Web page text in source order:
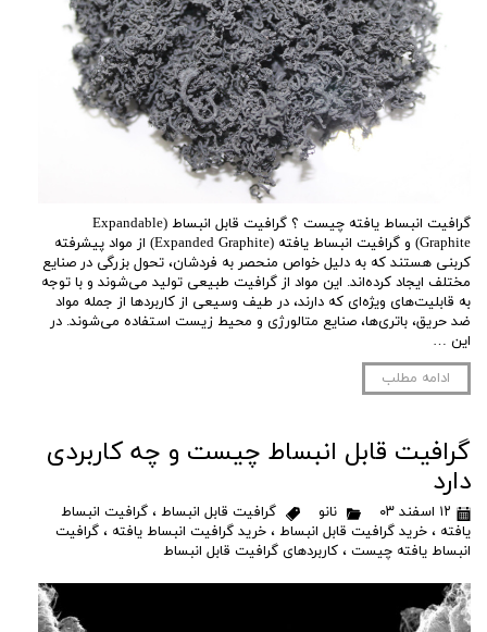
گرافیت انبساط یافته چیست ؟ گرافیت قابل انبساط (Expandable
Graphite) و گرافیت انبساط یافته (Expanded Graphite) از مواد پیشرفته
کربنی هستند که به دلیل خواص منحصر به فردشان، تحول بزرگی در صنایع
مختلف ایجاد کرده‌اند. این مواد از گرافیت طبیعی تولید می‌شوند و با توجه
به قابلیت‌های ویژه‌ای که دارند، در طیف وسیعی از کاربردها از جمله مواد
ضد حریق، باتری‌ها، صنایع متالورژی و محیط زیست استفاده می‌شوند. در
این …
ادامه مطلب
گرافیت قابل انبساط چیست و چه کاربردی
دارد
۱۲ اسفند ۰۳ نانو گرافیت قابل انبساط ، گرافیت انبساط
یافته ، خرید گرافیت قابل انبساط ، خرید گرافیت انبساط یافته ، گرافیت
انبساط یافته چیست ، کاربردهای گرافیت قابل انبساط